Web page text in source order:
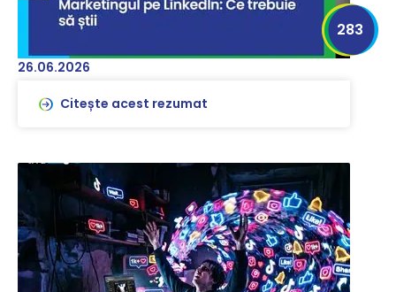
26.06.2026
283
Citește acest rezumat